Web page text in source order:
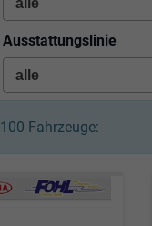
Ausstattungslinie
100 Fahrzeuge: